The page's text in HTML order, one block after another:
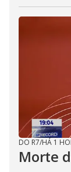
DO R7/HÁ 1
Morte